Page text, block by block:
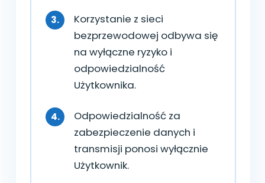
Korzystanie z sieci
bezprzewodowej odbywa się
na wyłączne ryzyko i
odpowiedzialność
Użytkownika.
Odpowiedzialność za
zabezpieczenie danych i
transmisji ponosi wyłącznie
Użytkownik.